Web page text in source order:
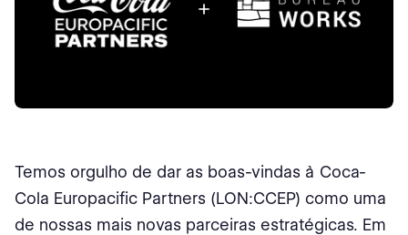
Temos orgulho de dar as boas-vindas à Coca-
Cola Europacific Partners (LON:CCEP) como uma
de nossas mais novas parceiras estratégicas. Em